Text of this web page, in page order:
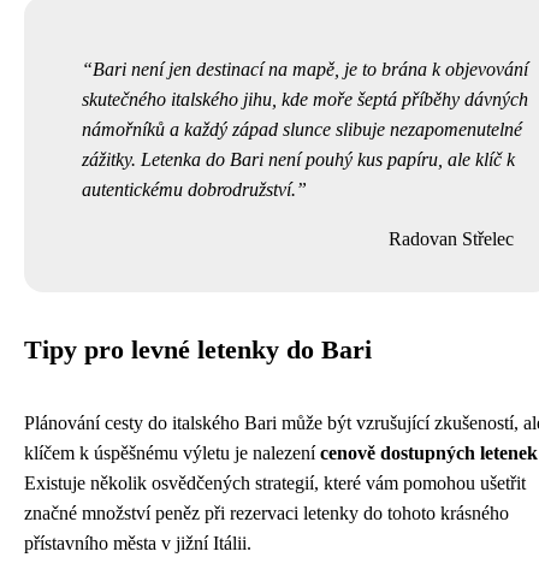
Bari není jen destinací na mapě, je to brána k objevování
skutečného italského jihu, kde moře šeptá příběhy dávných
námořníků a každý západ slunce slibuje nezapomenutelné
zážitky. Letenka do Bari není pouhý kus papíru, ale klíč k
autentickému dobrodružství.
Radovan Střelec
Tipy pro levné letenky do Bari
Plánování cesty do italského Bari může být vzrušující zkušeností,
klíčem k úspěšnému výletu je nalezenícenově dostupných letenek
Existuje několik osvědčených strategií, které vám pomohou ušetřit
značné množství peněz při rezervaci letenky do tohoto krásného
přístavního města v jižní Itálii.